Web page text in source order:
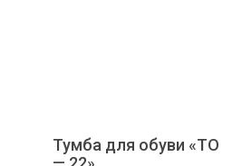
Тумба для обуви «ТО